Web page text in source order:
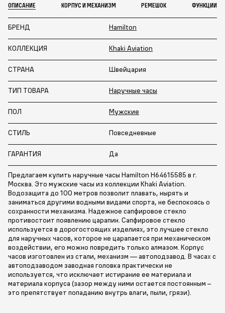
ОПИСАНИЕ КОРПУС И МЕХАНИЗМ РЕМЕШОК ФУНКЦИИ
БРЕНД Hamilton
КОЛЛЕКЦИЯ Khaki Aviation
СТРАНА Швейцария
ТИП ТОВАРА Наручные часы
ПОЛ Мужские
СТИЛЬ Повседневные
ГАРАНТИЯ Да
Предлагаем купить наручные часы Hamilton H64615585 в г.
Москва. Это мужские часы из коллекции Khaki Aviation.
Водозащита до 100 метров позволит плавать, нырять и
заниматься другими водными видами спорта, не беспокоясь о
сохранности механизма. Надежное сапфировое стекло
противостоит появлению царапин. Сапфировое стекло
используется в дорогостоящих изделиях, это лучшее стекло
для наручных часов, которое не царапается при механическом
воздействии, его можно повредить только алмазом. Корпус
часов изготовлен из стали, механизм — автоподзавод. В часах с
автоподзаводом заводная головка практически не
используется, что исключает истирание ее материала и
материала корпуса (зазор между ними остается постоянным –
это препятствует попаданию внутрь влаги, пыли, грязи).